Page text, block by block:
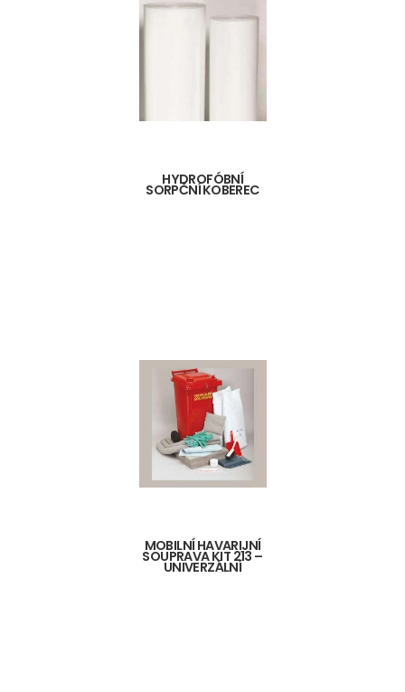
HYDROFÓBNÍ
SORPČNÍ KOBEREC
MOBILNÍ HAVARIJNÍ
SOUPRAVA KIT 213 –
UNIVERZÁLNÍ